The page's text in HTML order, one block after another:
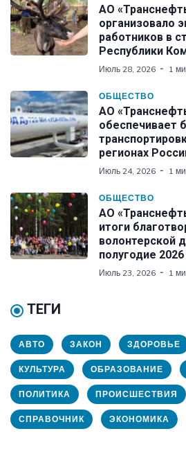
АО
организовало
работников в
Республики
Июль 28, 2026 1
ОБЩЕСТВО
АО
обеспечивает
регионах
Июль 24, 2026 1
ОБЩЕСТВО
АО
итоги
волонтерской
полугодие
Июль 23, 2026 1
ТЕГИ
АВТО ЗАКОН ЗДОРОВЬЕ
КУЛЬТУРА ОБРАЗОВАНИЕ
ПОЛИТИКА ПРОИСШЕСТВИЯ
СПРАВОЧНИК ЭКОНОМИКА